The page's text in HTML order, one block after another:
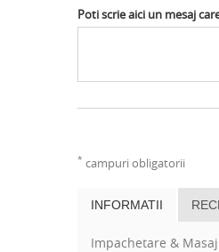
Poti scrie aici un mesaj
* campuri obligatorii
INFORMATII
Impachetare &